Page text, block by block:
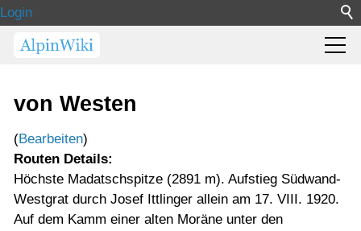
Login
von Westen
(Bearbeiten)
Routen Details:
Höchste Madatschspitze (2891 m). Aufstieg Südwand-
Westgrat durch Josef Ittlinger allein am 17. VIII. 1920.
Auf dem Kamm einer alten Moräne unter den